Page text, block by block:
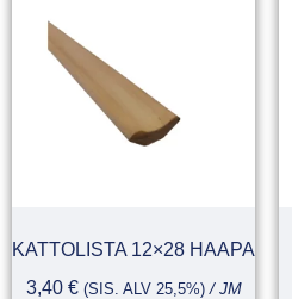
KATTOLISTA 12×28 HAAPA
3,40 € (SIS. ALV 25,5%)/ JM